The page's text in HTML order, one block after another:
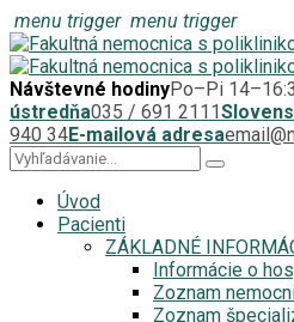
menu trigger menu trigger
Návštevné hodinyPo–Pi
ústredňa035 / 691 2111
940 34E-mailová adresa
Úvod
Pacienti
ZÁKLADNÉ
Informácie o
Zoznam
Zoznam